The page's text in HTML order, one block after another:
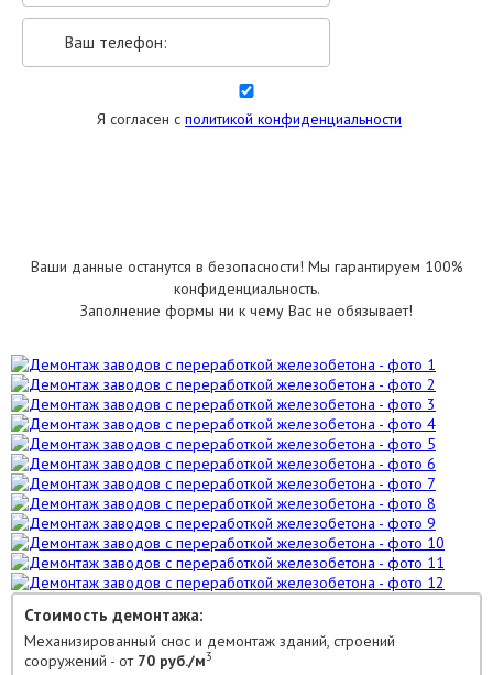
Я согласен с политикой конфиденциальности
Ваши данные останутся в безопасности! Мы гарантируем 100%
конфиденциальность.
Заполнение формы ни к чему Вас не обязывает!
Стоимость демонтажа:
Механизированный снос и демонтаж зданий, строений
сооружений - от 70 руб./м3